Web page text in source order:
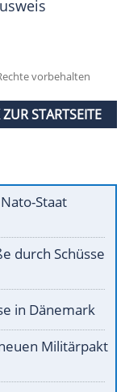
vorbehalten
STARTSEITE
Staat
durch Schüsse
in Dänemark
Militärpakt